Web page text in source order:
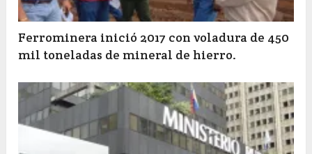
Ferrominera inició 2017 con voladura de 450
mil toneladas de mineral de hierro.